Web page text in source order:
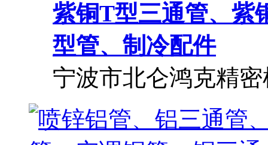
紫铜T型三通管、紫
型管、制冷配件
宁波市北仑鸿克精